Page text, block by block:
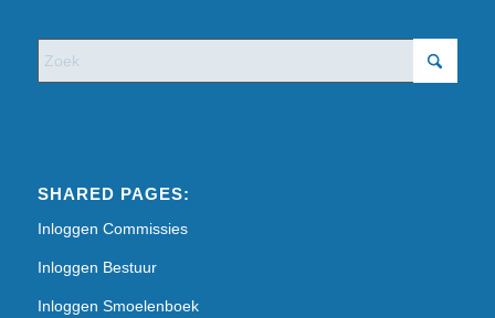
SHARED PAGES:
Inloggen Commissies
Inloggen Bestuur
Inloggen Smoelenboek